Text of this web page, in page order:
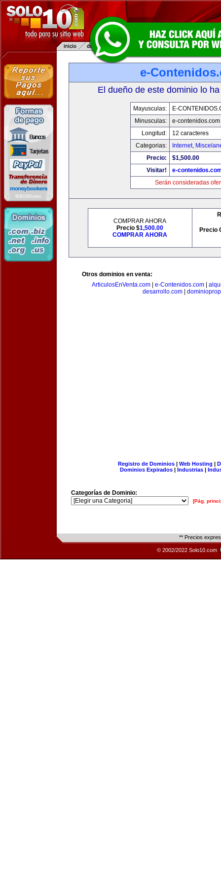
e-
El dueño de este dominio lo
Mayusculas:
E-
Minusculas:
e-contenidos.com
Longitud:
12 caracteres
Categorias:
Internet,
Precio:
$1,500.00
Visitar!
e-
Serán consideradas
COMPRAR AHORA
Precio $1,500.00
COMPRAR AHORA
Precio
Otros dominios en venta:
ArticulosEnVenta.com| e-Contenidos.com|
desarrollo.com|
Registro de Dominios| Web Hosting |
Dominios Expirados | Industrias |
Categorías de Dominio:
[Pág.
** Precios
© 2002/2022 Solo10.com